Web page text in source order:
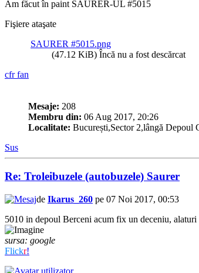
Am făcut în paint SAURER-UL #5015
Fişiere ataşate
SAURER #5015.png
(47.12 KiB) Încă nu a fost descărcat
cfr fan
Mesaje: 208
Membru din: 06 Aug 2017, 20:26
Localitate: București,Sector 2,lângă Depoul
Sus
Re: Troleibuzele (autobuzele) Saurer
de Ikarus_260 pe 07 Noi 2017, 00:53
5010 in depoul Berceni acum fix un deceniu,
sursa: google
Flickr!